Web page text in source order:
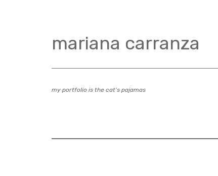
mariana carranza
my portfolio is the cat’s pajamas